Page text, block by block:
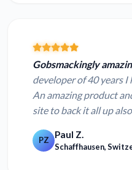
Gobsmackingly
developer of 40 years
An amazing product
site to back it all up
PZ Paul Z.
Schaffhausen,